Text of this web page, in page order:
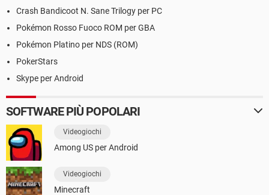
Crash Bandicoot N. Sane Trilogy per PC
Pokémon Rosso Fuoco ROM per GBA
Pokémon Platino per NDS (ROM)
PokerStars
Skype per Android
SOFTWARE PIÙ POPOLARI
Videogiochi
Among US per Android
Videogiochi
Minecraft